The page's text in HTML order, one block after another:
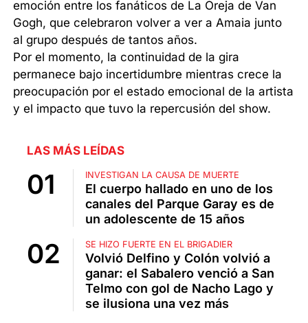
emoción entre los fanáticos de La Oreja de Van
Gogh, que celebraron volver a ver a Amaia junto
al grupo después de tantos años.
Por el momento, la continuidad de la gira
permanece bajo incertidumbre mientras crece la
preocupación por el estado emocional de la artista
y el impacto que tuvo la repercusión del show.
LAS MÁS LEÍDAS
INVESTIGAN LA CAUSA DE MUERTE
El cuerpo hallado en uno de los
canales del Parque Garay es de
un adolescente de 15 años
SE HIZO FUERTE EN EL BRIGADIER
Volvió Delfino y Colón volvió a
ganar: el Sabalero venció a San
Telmo con gol de Nacho Lago y
se ilusiona una vez más